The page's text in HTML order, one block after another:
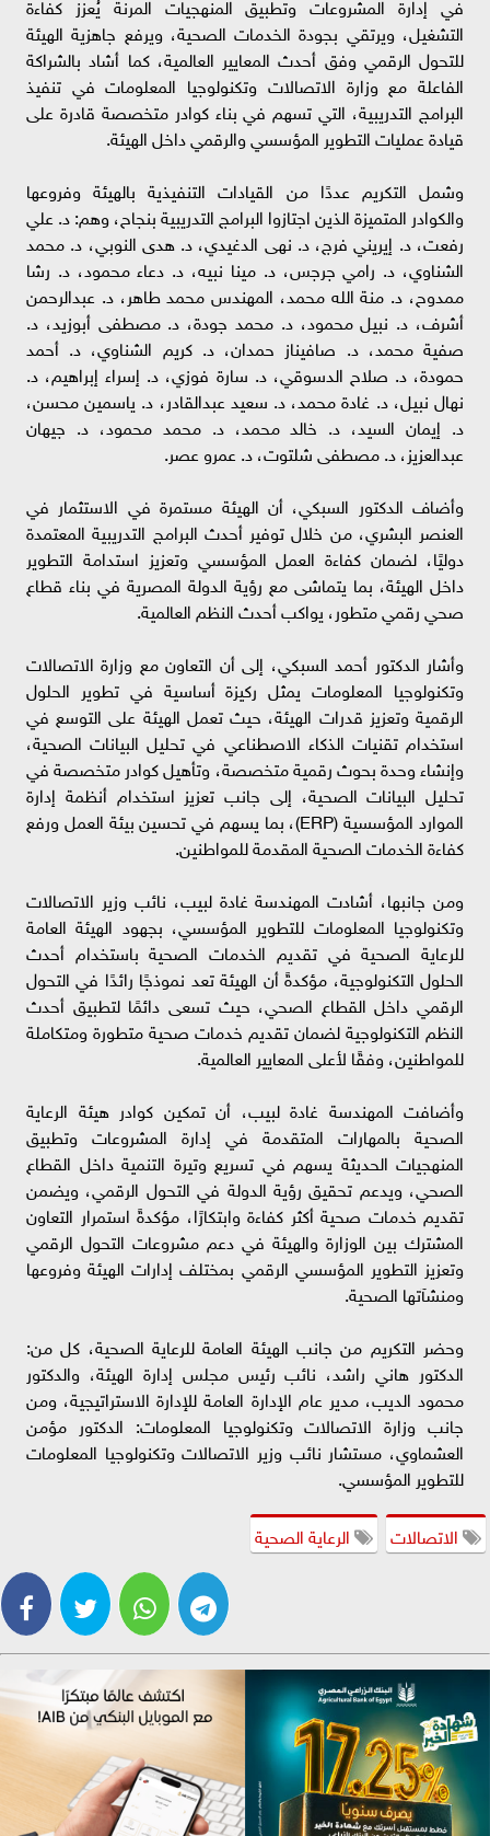
التشغيل، ويرتقي بجودة الخدمات الصحية، ويرفع جاهزية الهيئة
للتحول الرقمي وفق أحدث المعايير العالمية، كما أشاد بالشراكة
الفاعلة مع وزارة الاتصالات وتكنولوجيا المعلومات في تنفيذ
البرامج التدريبية، التي تسهم في بناء كوادر متخصصة قادرة على
قيادة عمليات التطوير المؤسسي والرقمي داخل الهيئة.
وشمل التكريم عددًا من القيادات التنفيذية بالهيئة وفروعها
والكوادر المتميزة الذين اجتازوا البرامج التدريبية بنجاح، وهم: د. علي
رفعت، د. إيريني فرج، د. نهى الدغيدي، د. هدى النوبي، د. محمد
الشناوي، د. رامي جرجس، د. مينا نبيه، د. دعاء محمود، د. رشا
ممدوح، د. منة الله محمد، المهندس محمد طاهر، د. عبدالرحمن
أشرف، د. نبيل محمود، د. محمد جودة، د. مصطفى أبوزيد، د.
صفية محمد، د. صافيناز حمدان، د. كريم الشناوي، د. أحمد
حمودة، د. صلاح الدسوقي، د. سارة فوزي، د. إسراء إبراهيم، د.
نهال نبيل، د. غادة محمد، د. سعيد عبدالقادر، د. ياسمين محسن،
د. إيمان السيد، د. خالد محمد، د. محمد محمود، د. جيهان
عبدالعزيز، د. مصطفى شلتوت، د. عمرو عصر.
وأضاف الدكتور السبكي، أن الهيئة مستمرة في الاستثمار في
العنصر البشري، من خلال توفير أحدث البرامج التدريبية المعتمدة
دوليًا، لضمان كفاءة العمل المؤسسي وتعزيز استدامة التطوير
داخل الهيئة، بما يتماشى مع رؤية الدولة المصرية في بناء قطاع
صحي رقمي متطور، يواكب أحدث النظم العالمية.
وأشار الدكتور أحمد السبكي، إلى أن التعاون مع وزارة الاتصالات
وتكنولوجيا المعلومات يمثل ركيزة أساسية في تطوير الحلول
الرقمية وتعزيز قدرات الهيئة، حيث تعمل الهيئة على التوسع في
استخدام تقنيات الذكاء الاصطناعي في تحليل البيانات الصحية،
وإنشاء وحدة بحوث رقمية متخصصة، وتأهيل كوادر متخصصة في
تحليل البيانات الصحية، إلى جانب تعزيز استخدام أنظمة إدارة
الموارد المؤسسية (ERP)، بما يسهم في تحسين بيئة العمل ورفع
كفاءة الخدمات الصحية المقدمة للمواطنين.
ومن جانبها، أشادت المهندسة غادة لبيب، نائب وزير الاتصالات
وتكنولوجيا المعلومات للتطوير المؤسسي، بجهود الهيئة العامة
للرعاية الصحية في تقديم الخدمات الصحية باستخدام أحدث
الحلول التكنولوجية، مؤكدةً أن الهيئة تعد نموذجًا رائدًا في التحول
الرقمي داخل القطاع الصحي، حيث تسعى دائمًا لتطبيق أحدث
النظم التكنولوجية لضمان تقديم خدمات صحية متطورة ومتكاملة
للمواطنين، وفقًا لأعلى المعايير العالمية.
وأضافت المهندسة غادة لبيب، أن تمكين كوادر هيئة الرعاية
الصحية بالمهارات المتقدمة في إدارة المشروعات وتطبيق
المنهجيات الحديثة يسهم في تسريع وتيرة التنمية داخل القطاع
الصحي، ويدعم تحقيق رؤية الدولة في التحول الرقمي، ويضمن
تقديم خدمات صحية أكثر كفاءة وابتكارًا، مؤكدةً استمرار التعاون
المشترك بين الوزارة والهيئة في دعم مشروعات التحول الرقمي
وتعزيز التطوير المؤسسي الرقمي بمختلف إدارات الهيئة وفروعها
ومنشآتها الصحية.
وحضر التكريم من جانب الهيئة العامة للرعاية الصحية، كل من:
الدكتور هاني راشد، نائب رئيس مجلس إدارة الهيئة، والدكتور
محمود الديب، مدير عام الإدارة العامة للإدارة الاستراتيجية، ومن
جانب وزارة الاتصالات وتكنولوجيا المعلومات: الدكتور مؤمن
العشماوي، مستشار نائب وزير الاتصالات وتكنولوجيا المعلومات
للتطوير المؤسسي.
الاتصالات
الرعاية الصحية